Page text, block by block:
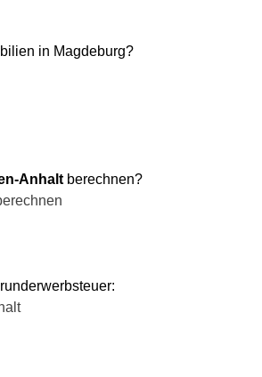
in Magdeburg?
Anhalt berechnen?